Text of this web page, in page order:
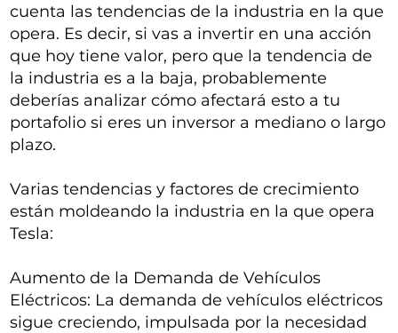
cuenta las tendencias de la industria en la que
opera. Es decir, si vas a invertir en una acción
que hoy tiene valor, pero que la tendencia de
la industria es a la baja, probablemente
deberías analizar cómo afectará esto a tu
portafolio si eres un inversor a mediano o largo
plazo.
Varias tendencias y factores de crecimiento
están moldeando la industria en la que opera
Tesla:
Aumento de la Demanda de Vehículos
Eléctricos: La demanda de vehículos eléctricos
sigue creciendo, impulsada por la necesidad